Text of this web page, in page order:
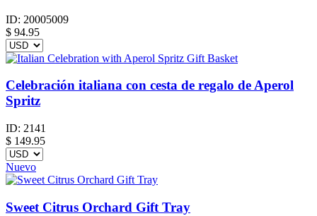
ID: 20005009
$ 94.95
Celebración italiana con cesta de regalo de Aperol
Spritz
ID: 2141
$ 149.95
Nuevo
Sweet Citrus Orchard Gift Tray